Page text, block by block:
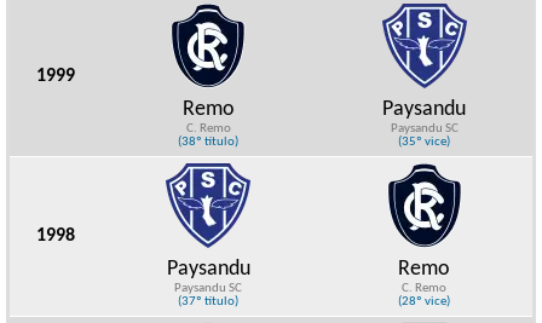
1999
Remo
C. Remo
(38º título)
Paysandu
Paysandu SC
(35º vice)
1998
Paysandu
Paysandu SC
(37º título)
Remo
C. Remo
(28º vice)